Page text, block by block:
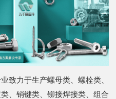
致力于生产螺母类、螺栓类、
、销键类、铆接焊接类、组合